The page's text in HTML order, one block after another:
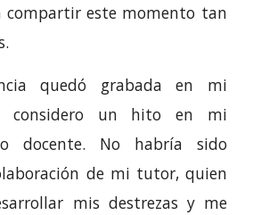
compartir este momento tan
quedó grabada en mi
considero un hito en mi
docente. No habría sido
de mi tutor, quien
mis destrezas y me